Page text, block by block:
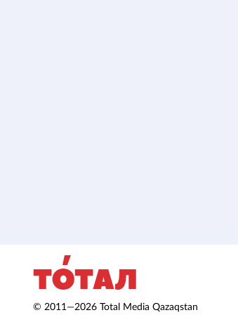
© 2011—2026 Total Media Qazaqstan